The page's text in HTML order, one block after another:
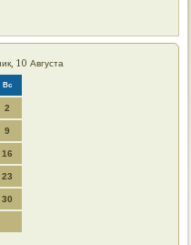
10 Августа
Вс
2
9
16
23
30